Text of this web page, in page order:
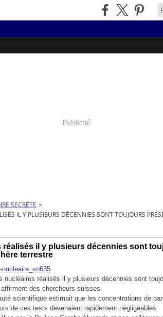
Publicité
SECRÈTE >
IL Y PLUSIEURS DÉCENNIES SONT TOUJOURS
réalisés il y plusieurs décennies sont
terrestre
nucléaires réalisés il y plusieurs décennies sont
des chercheurs suisses.
scientifique estimait que les concentrations de
de ces tests devenaient rapidement négligeables.